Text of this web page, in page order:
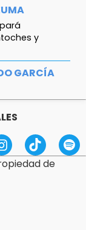
y
GARCÍA
en México
y
de